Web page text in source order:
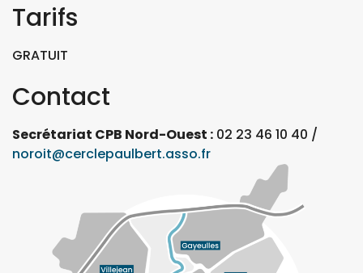
Tarifs
GRATUIT
Contact
Secrétariat CPB Nord-Ouest : 02 23 46 10 40 /
noroit@cerclepaulbert.asso.fr